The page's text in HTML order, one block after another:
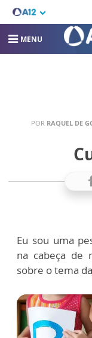
MENU
POR RAQUEL DE
Eu sou uma
na cabeça de
sobre o tema